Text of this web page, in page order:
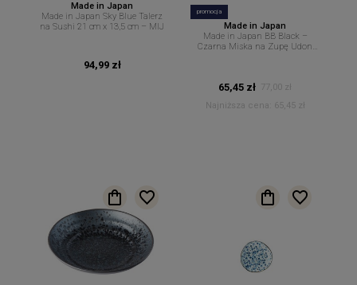
Made in Japan
Made in Japan Sky Blue Talerz
na Sushi 21 cm x 13,5 cm – MIJ
94,99 zł
promocja
Made in Japan
Made in Japan BB Black –
Czarna Miska na Zupę Udon
65,45 zł
77,00 zł
Najniższa cena:
65,45 zł